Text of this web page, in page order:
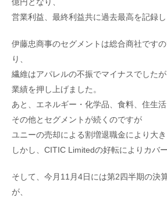
営業利益、最終利益共に過去最高を記録し
伊藤忠商事のセグメントは総合商社です
り、
繊維はアパレルの不振でマイナスでした
業績を押し上げました。
あと、エネルギー・化学品、食料、住生活
その他とセグメントが続くのですが
ユニーの売却による割増退職金により大き
しかし、CITIC Limitedの好転によりカバ
そして、今月11月4日には第2四半期の決
が、